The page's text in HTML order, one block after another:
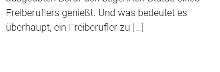
Freiberuflers genießt. Und was bedeutet es
überhaupt, ein Freiberufler zu […]